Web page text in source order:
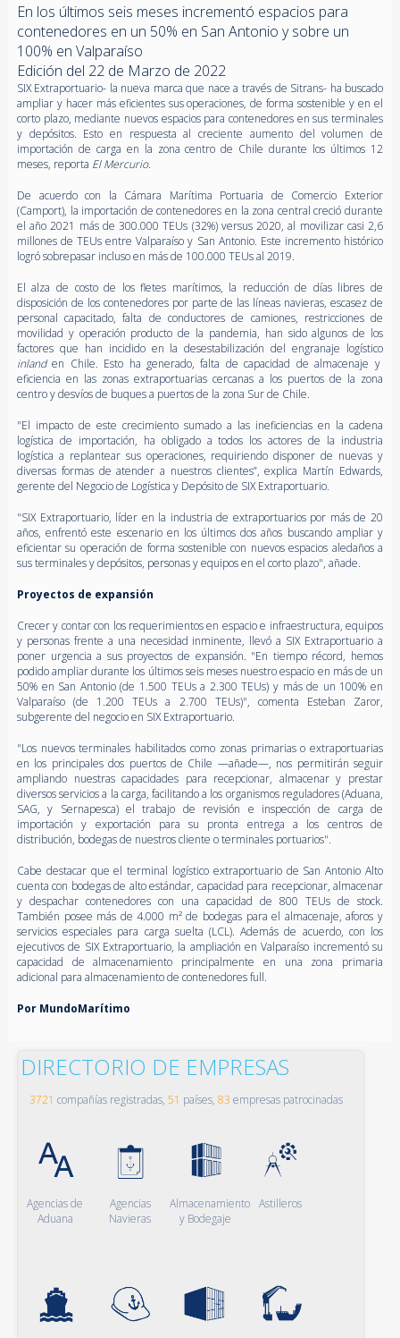
En los últimos seis meses incrementó espacios para
contenedores en un 50% en San Antonio y sobre un
100% en Valparaíso
Edición del 22 de Marzo de 2022
SIX Extraportuario- la nueva marca que nace a través de Sitrans- ha buscado
ampliar y hacer más eficientes sus operaciones, de forma sostenible y en el
corto plazo, mediante nuevos espacios para contenedores en sus terminales
y depósitos. Esto en respuesta al creciente aumento del volumen de
importación de carga en la zona centro de Chile durante los últimos 12
meses, reporta El Mercurio.
De acuerdo con la Cámara Marítima Portuaria de Comercio Exterior
(Camport), la importación de contenedores en la zona central creció durante
el año 2021 más de 300.000 TEUs (32%) versus 2020, al movilizar casi 2,6
millones de TEUs entre Valparaíso y San Antonio. Este incremento histórico
logró sobrepasar incluso en más de 100.000 TEUs al 2019.
El alza de costo de los fletes marítimos, la reducción de días libres de
disposición de los contenedores por parte de las líneas navieras, escasez de
personal capacitado, falta de conductores de camiones, restricciones de
movilidad y operación producto de la pandemia, han sido algunos de los
factores que han incidido en la desestabilización del engranaje logístico
inlanden Chile. Esto ha generado, falta de capacidad de almacenaje y
eficiencia en las zonas extraportuarias cercanas a los puertos de la zona
centro y desvíos de buques a puertos de la zona Sur de Chile.
"El impacto de este crecimiento sumado a las ineficiencias en la cadena
logística de importación, ha obligado a todos los actores de la industria
logística a replantear sus operaciones, requiriendo disponer de nuevas y
diversas formas de atender a nuestros clientes”, explica Martín Edwards,
gerente del Negocio de Logística y Depósito de SIX Extraportuario.
"SIX Extraportuario, líder en la industria de extraportuarios por más de 20
años, enfrentó este escenario en los últimos dos años buscando ampliar y
eficientar su operación de forma sostenible con nuevos espacios aledaños a
sus terminales y depósitos, personas y equipos en el corto plazo", añade.
Proyectos de expansión
Crecer y contar con los requerimientos en espacio e infraestructura, equipos
y personas frente a una necesidad inminente, llevó a SIX Extraportuario a
poner urgencia a sus proyectos de expansión. "En tiempo récord, hemos
podido ampliar durante los últimos seis meses nuestro espacio en más de un
50% en San Antonio (de 1.500 TEUs a 2.300 TEUs) y más de un 100% en
Valparaíso (de 1.200 TEUs a 2.700 TEUs)", comenta Esteban Zaror,
subgerente del negocio en SIX Extraportuario.
"Los nuevos terminales habilitados como zonas primarias o extraportuarias
en los principales dos puertos de Chile —añade—, nos permitirán seguir
ampliando nuestras capacidades para recepcionar, almacenar y prestar
diversos servicios a la carga, facilitando a los organismos reguladores (Aduana,
SAG, y Sernapesca) el trabajo de revisión e inspección de carga de
importación y exportación para su pronta entrega a los centros de
distribución, bodegas de nuestros cliente o terminales portuarios".
Cabe destacar que el terminal logístico extraportuario de San Antonio Alto
cuenta con bodegas de alto estándar, capacidad para recepcionar, almacenar
y despachar contenedores con una capacidad de 800 TEUs de stock.
También posee más de 4.000 m² de bodegas para el almacenaje, aforos y
servicios especiales para carga suelta (LCL). Además de acuerdo, con los
ejecutivos de SIX Extraportuario, la ampliación en Valparaíso incrementó su
capacidad de almacenamiento principalmente en una zona primaria
adicional para almacenamiento de contenedores full.
Por MundoMarítimo
DIRECTORIO DE EMPRESAS
3721 compañías registradas, 51 países, 83 empresas patrocinadas
Agencias de
Aduana
Agencias
Navieras
Almacenamiento
y Bodegaje
Astilleros